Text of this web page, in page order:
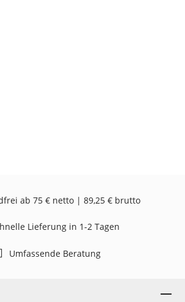
ab 75 € netto | 89,25 € brutto
Lieferung in 1-2 Tagen
Umfassende Beratung